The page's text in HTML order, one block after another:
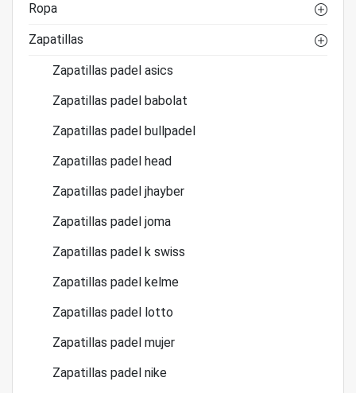
Ropa
Zapatillas
Zapatillas padel asics
Zapatillas padel babolat
Zapatillas padel bullpadel
Zapatillas padel head
Zapatillas padel jhayber
Zapatillas padel joma
Zapatillas padel k swiss
Zapatillas padel kelme
Zapatillas padel lotto
Zapatillas padel mujer
Zapatillas padel nike